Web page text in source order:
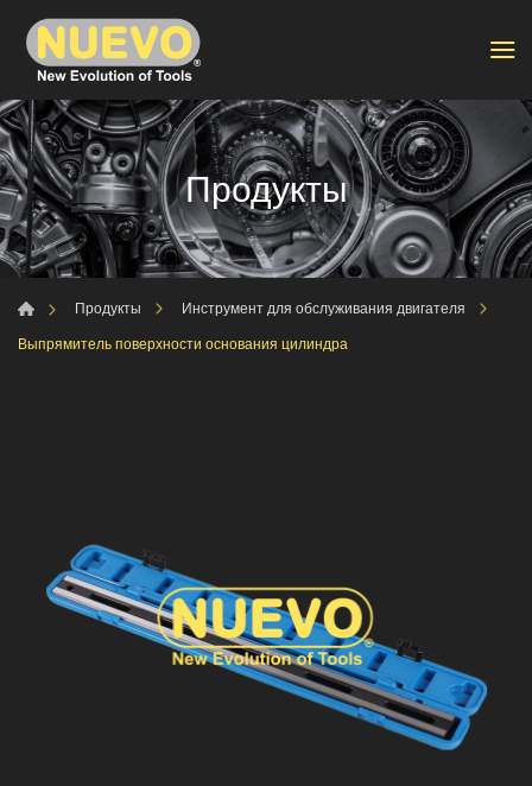
Продукты
Продукты
Инструмент для обслуживания двигателя
Выпрямитель поверхности основания цилиндра